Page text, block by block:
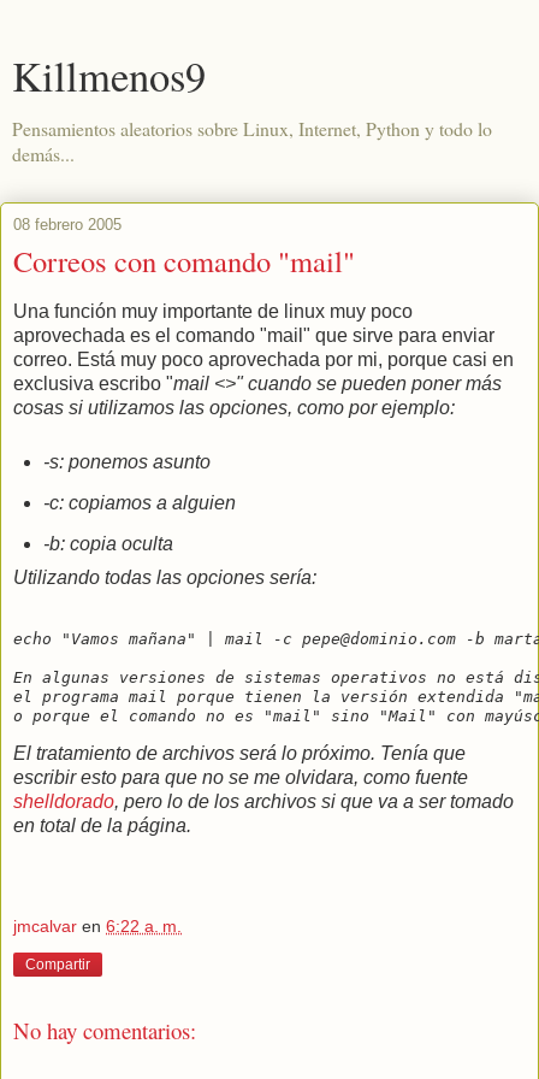
Killmenos9
Pensamientos aleatorios sobre Linux, Internet, Python y todo lo
demás...
08 febrero 2005
Correos con comando "mail"
Una función muy importante de linux muy poco
aprovechada es el comando "mail" que sirve para enviar
correo. Está muy poco aprovechada por mi, porque casi en
exclusiva escribo "mail <>" cuando se pueden poner más
cosas si utilizamos las opciones, como por ejemplo:
-s: ponemos asunto
-c: copiamos a alguien
-b: copia oculta
Utilizando todas las opciones sería:
echo "Vamos mañana" | mail -c pepe@dominio.com -b
En algunas versiones de sistemas operativos no está
el programa mail porque tienen la versión extendida
o porque el comando no es "mail" sino "Mail" con
El tratamiento de archivos será lo próximo. Tenía que
escribir esto para que no se me olvidara, como fuente
shelldorado, pero lo de los archivos si que va a ser tomado
en total de la página.
jmcalvar en 6:22 a. m.
Compartir
No hay comentarios: